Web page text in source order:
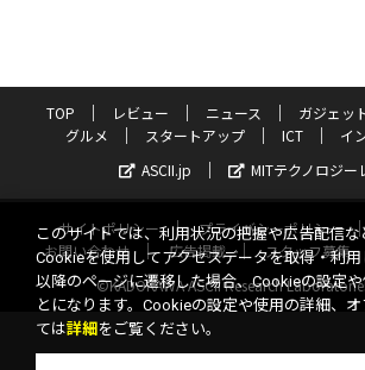
TOP レビュー ニュース ガジェッ
グルメ
スタートアップ ICT
イ
ASCII.jp
MITテクノロジー
サイトポリシー プライバシーポリシー
お問い合わせ
広告掲載 スタッフ募集
©KADOKAWA ASCII Research
このサイトでは、利用状況の把握や広告配信な
Cookieを使用してアクセスデータを取得・利
以降のページに遷移した場合、Cookieの設定
とになります。Cookieの設定や使用の詳細、
ては詳細 をご覧ください。